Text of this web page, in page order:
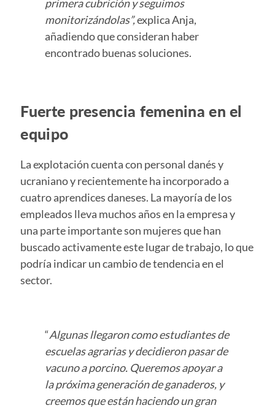
primera cubrición y seguimos
monitorizándolas”,explica Anja,
añadiendo que consideran haber
encontrado buenas soluciones.
Fuerte presencia femenina en el
equipo
La explotación cuenta con personal danés y
ucraniano y recientemente ha incorporado a
cuatro aprendices daneses. La mayoría de los
empleados lleva muchos años en la empresa y
una parte importante son mujeres que han
buscado activamente este lugar de trabajo, lo que
podría indicar un cambio de tendencia en el
sector.
“Algunas llegaron como estudiantes de
escuelas agrarias y decidieron pasar de
vacuno a porcino. Queremos apoyar a
la próxima generación de ganaderos, y
creemos que están haciendo un gran